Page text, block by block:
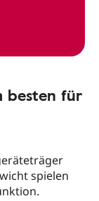
besten für
spielen